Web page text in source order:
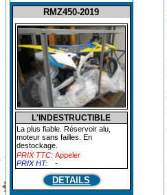
RMZ450-2019
L'INDESTRUCTIBLE
La plus fiable. Réservoir alu,
moteur sans failles. En
destockage.
PRIX TTC: Appeler
PRIX HT:
-
DETAILS